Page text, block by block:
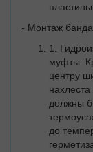
- Монтаж
1.
муфты.
центру
должны
до